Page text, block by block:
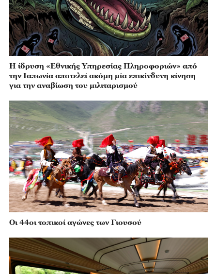
Η ίδρυση «Εθνικής Υπηρεσίας Πληροφοριών» από
την Ιαπωνία αποτελεί ακόμη μία επικίνδυνη κίνηση
για την αναβίωση του μιλιταρισμού
Οι 44οι τοπικοί αγώνες των Γιουσού